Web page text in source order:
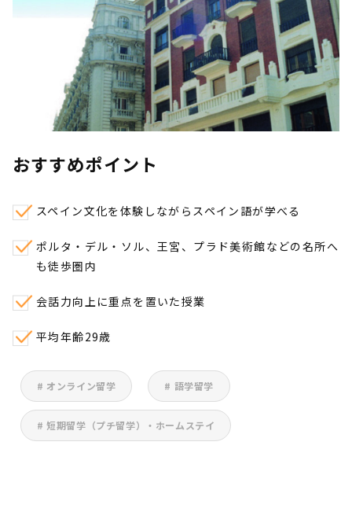
おすすめポイント
スペイン文化を体験しながらスペイン語が学べる
ポルタ・デル・ソル、王宮、プラド美術館などの名所へ
も徒歩圏内
会話力向上に重点を置いた授業
平均年齢29歳
# オンライン留学 # 語学留学
# 短期留学（プチ留学）・ホームステイ